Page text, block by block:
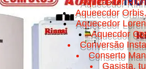
Aquecedor
Aqueecdor Orbis,
Aquecedor
Aquecdor
Conversão
Conserto
Gasista,